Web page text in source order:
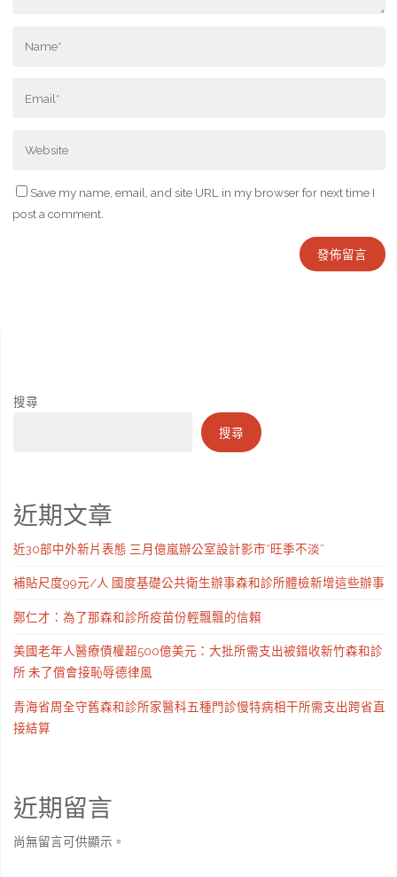
Save my name, email, and site URL in my browser for next time I
post a comment.
搜尋
搜尋
近期文章
近30部中外新片表態 三月億嵐辦公室設計影市“旺季不淡”
補貼尺度99元/人 國度基礎公共衛生辦事森和診所體檢新增這些辦事
鄭仁才：為了那森和診所疫苗份輕飄飄的信賴
美國老年人醫療債權超500億美元：大批所需支出被錯收新竹森和診
所 未了償會接恥辱德律風
青海省周全守舊森和診所家醫科五種門診慢特病相干所需支出跨省直
接結算
近期留言
尚無留言可供顯示。